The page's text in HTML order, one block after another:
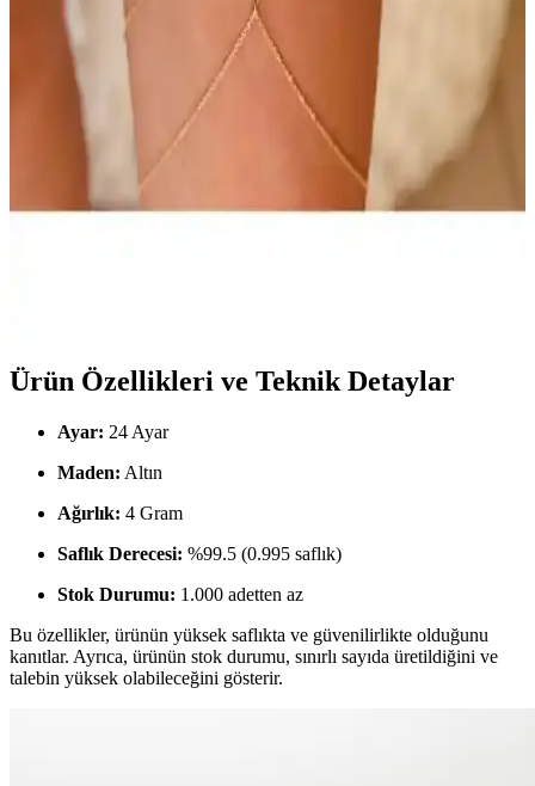
Modern Altın Küpe Modelleri: Kadınların Tarzını
Yansıtan Şık ve Fonksiyonel Seçenekler
Günümüzde çeşitli tarzlara uygun modern altın küpe modelleri,
estetik ve fonksiyonellik sunarak kadınların tarzını yansıtmasına
olanak tanır. Farklı tasarımlarla şıklığınızı tamamlayın.
Modern Altın Kaplama El Aksesuarları: Estetik ve
Dayanıklılığın Buluşması
Ürün Özellikleri ve Teknik Detaylar
Ayar: 24 Ayar
Maden: Altın
Ağırlık: 4 Gram
Saflık Derecesi: %99.5 (0.995 saflık)
Stok Durumu: 1.000 adetten az
Bu özellikler, ürünün yüksek saflıkta ve güvenilirlikte olduğunu
kanıtlar. Ayrıca, ürünün stok durumu, sınırlı sayıda üretildiğini ve
talebin yüksek olabileceğini gösterir.